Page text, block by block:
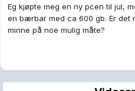
Eg kjøpte meg en ny pcen til jul,
en bærbar med ca 600 gb. Er det
minne på noe mulig måte?